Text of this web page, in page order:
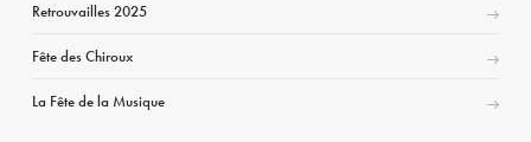
Retrouvailles 2025
Fête des Chiroux
La Fête de la Musique